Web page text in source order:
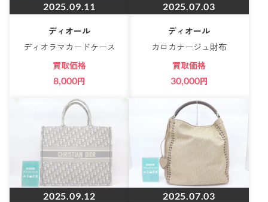
2025.09.11
ディオール
ディオラマカードケース
買取価格
8,000円
2025.07.03
ディオール
カロカナージュ財布
買取価格
30,000円
2025.09.12 2025.07.03